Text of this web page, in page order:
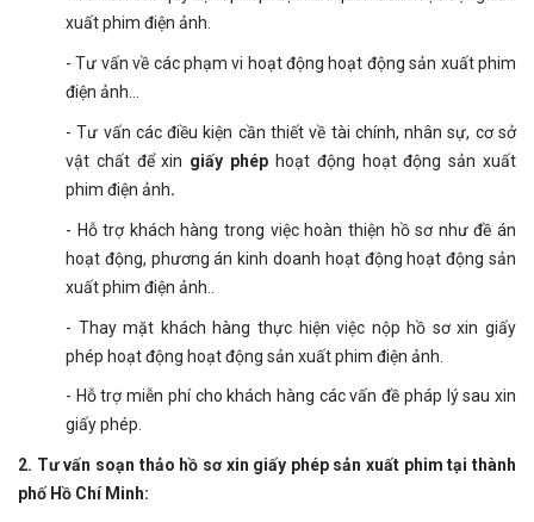
xuất phim điện ảnh.
- Tư vấn về các phạm vi hoạt động hoạt động sản xuất phim
điện ảnh...
- Tư vấn các điều kiện cần thiết về tài chính, nhân sự, cơ sở
vật chất để xin giấy phép hoạt động hoạt động sản xuất
phim điện ảnh.
- Hỗ trợ khách hàng trong việc hoàn thiện hồ sơ như đề án
hoạt động, phương án kinh doanh hoạt động hoạt động sản
xuất phim điện ảnh..
- Thay mặt khách hàng thực hiện việc nộp hồ sơ xin giấy
phép hoạt động hoạt động sản xuất phim điện ảnh.
- Hỗ trợ miễn phí cho khách hàng các vấn đề pháp lý sau xin
giấy phép.
2. Tư vấn soạn thảo hồ sơ xin giấy phép sản xuất phimtạithành
phố Hồ Chí Minh: